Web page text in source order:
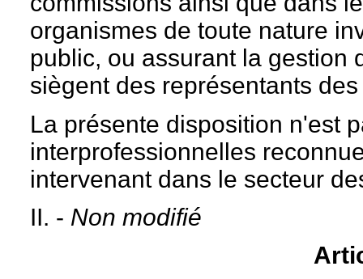
organismes de toute nature
public, ou assurant la gestion
siègent des représentants
La présente disposition n'est
interprofessionnelles
intervenant dans le secteur
II. - Non modifié